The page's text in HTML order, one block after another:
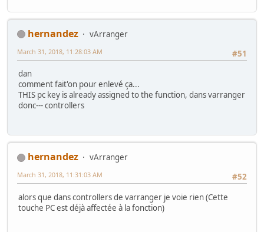
hernandez
vArranger
#51
March 31, 2018, 11:28:03 AM
dan
comment fait'on pour enlevé ça...
THIS pc key is already assigned to the function, dans varranger
donc--- controllers
hernandez
vArranger
#52
March 31, 2018, 11:31:03 AM
alors que dans controllers de varranger je voie rien (Cette
touche PC est déjà affectée à la fonction)